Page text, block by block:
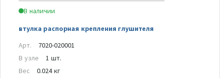
В наличии
втулка распорная крепления глушителя
Арт.
7020-020001
В узле
1 шт.
Вес
0.024 кг